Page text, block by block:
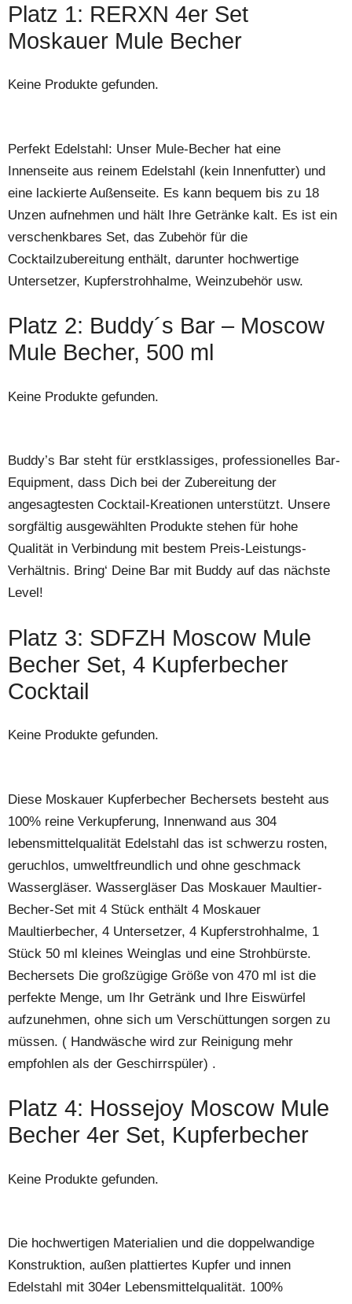
Platz 1: RERXN 4er Set
Moskauer Mule Becher
Keine Produkte gefunden.
Perfekt Edelstahl: Unser Mule-Becher hat eine
Innenseite aus reinem Edelstahl (kein Innenfutter) und
eine lackierte Außenseite. Es kann bequem bis zu 18
Unzen aufnehmen und hält Ihre Getränke kalt. Es ist ein
verschenkbares Set, das Zubehör für die
Cocktailzubereitung enthält, darunter hochwertige
Untersetzer, Kupferstrohhalme, Weinzubehör usw.
Platz 2: Buddy´s Bar – Moscow
Mule Becher, 500 ml
Keine Produkte gefunden.
Buddy’s Bar steht für erstklassiges, professionelles Bar-
Equipment, dass Dich bei der Zubereitung der
angesagtesten Cocktail-Kreationen unterstützt. Unsere
sorgfältig ausgewählten Produkte stehen für hohe
Qualität in Verbindung mit bestem Preis-Leistungs-
Verhältnis. Bring‘ Deine Bar mit Buddy auf das nächste
Level!
Platz 3: SDFZH Moscow Mule
Becher Set, 4 Kupferbecher
Cocktail
Keine Produkte gefunden.
Diese Moskauer Kupferbecher Bechersets besteht aus
100% reine Verkupferung, Innenwand aus 304
lebensmittelqualität Edelstahl das ist schwerzu rosten,
geruchlos, umweltfreundlich und ohne geschmack
Wassergläser. Wassergläser Das Moskauer Maultier-
Becher-Set mit 4 Stück enthält 4 Moskauer
Maultierbecher, 4 Untersetzer, 4 Kupferstrohhalme, 1
Stück 50 ml kleines Weinglas und eine Strohbürste.
Bechersets Die großzügige Größe von 470 ml ist die
perfekte Menge, um Ihr Getränk und Ihre Eiswürfel
aufzunehmen, ohne sich um Verschüttungen sorgen zu
müssen. ( Handwäsche wird zur Reinigung mehr
empfohlen als der Geschirrspüler) .
Platz 4: Hossejoy Moscow Mule
Becher 4er Set, Kupferbecher
Keine Produkte gefunden.
Die hochwertigen Materialien und die doppelwandige
Konstruktion, außen plattiertes Kupfer und innen
Edelstahl mit 304er Lebensmittelqualität. 100%